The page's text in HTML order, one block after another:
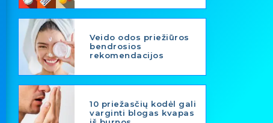
Veido odos priežiūros
bendrosios
rekomendacijos
10 priežasčių kodėl gali
varginti blogas kvapas